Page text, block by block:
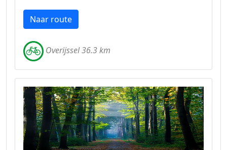
Naar route
Overijssel 36.3 km